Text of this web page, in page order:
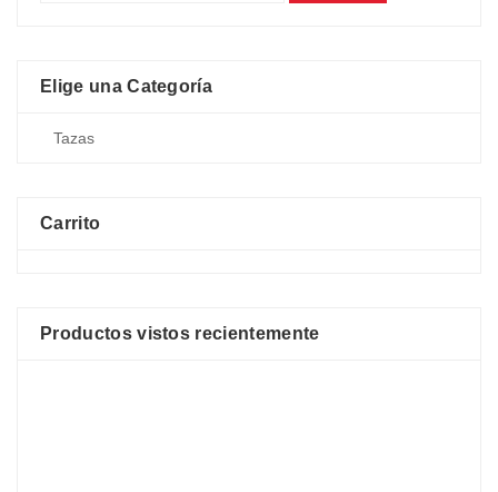
Elige una Categoría
Carrito
Productos vistos recientemente